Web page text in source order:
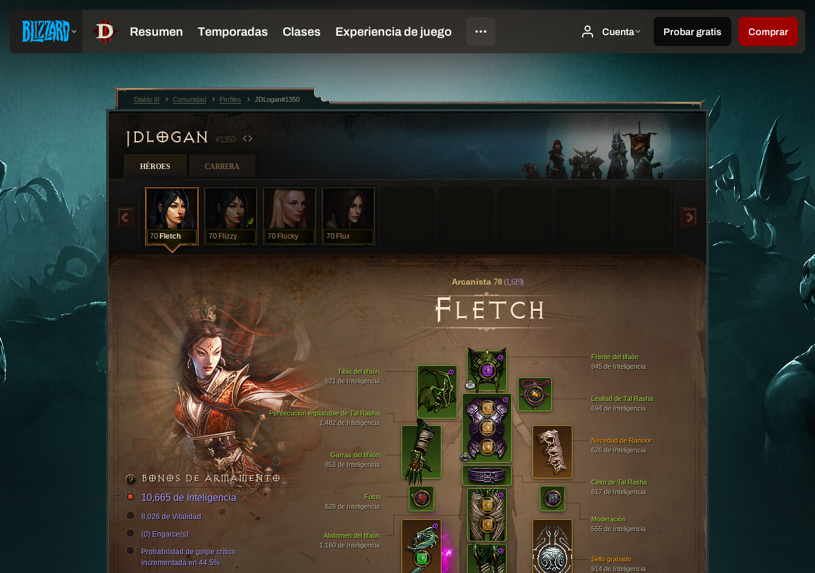
JDLOGAN #1350
HÉROES CARRERA
70 Fletch 70 Flizzy 70 Flucky 70 Flux
Arcanista70 (1,619)
FLETCH
Frente del tifaón
945 de Inteligencia
Persecución implacable de Tal Rasha
1,482 de Inteligencia
Garras del tifaón
853 de Inteligencia
Tibia del tifaón
621 de Inteligencia
Abdomen del tifaón
1,160 de Inteligencia
Necedad de Ranslor
626 de Inteligencia
Sello grabado
914 de Inteligencia
Cinto de Tal Rasha
617 de Inteligencia
Moderación
555 de Inteligencia
Foco
628 de Inteligencia
Lealtad de Tal Rasha
694 de Inteligencia
BONOS DE ARMAMENTO
10,665 de Inteligencia
8,026 de Vitalidad
(0) Engarce(s)
Probabilidad de golpe crítico
incrementada en 44.5%.
Diablo III Comunidad Perfiles JDLogan#1350